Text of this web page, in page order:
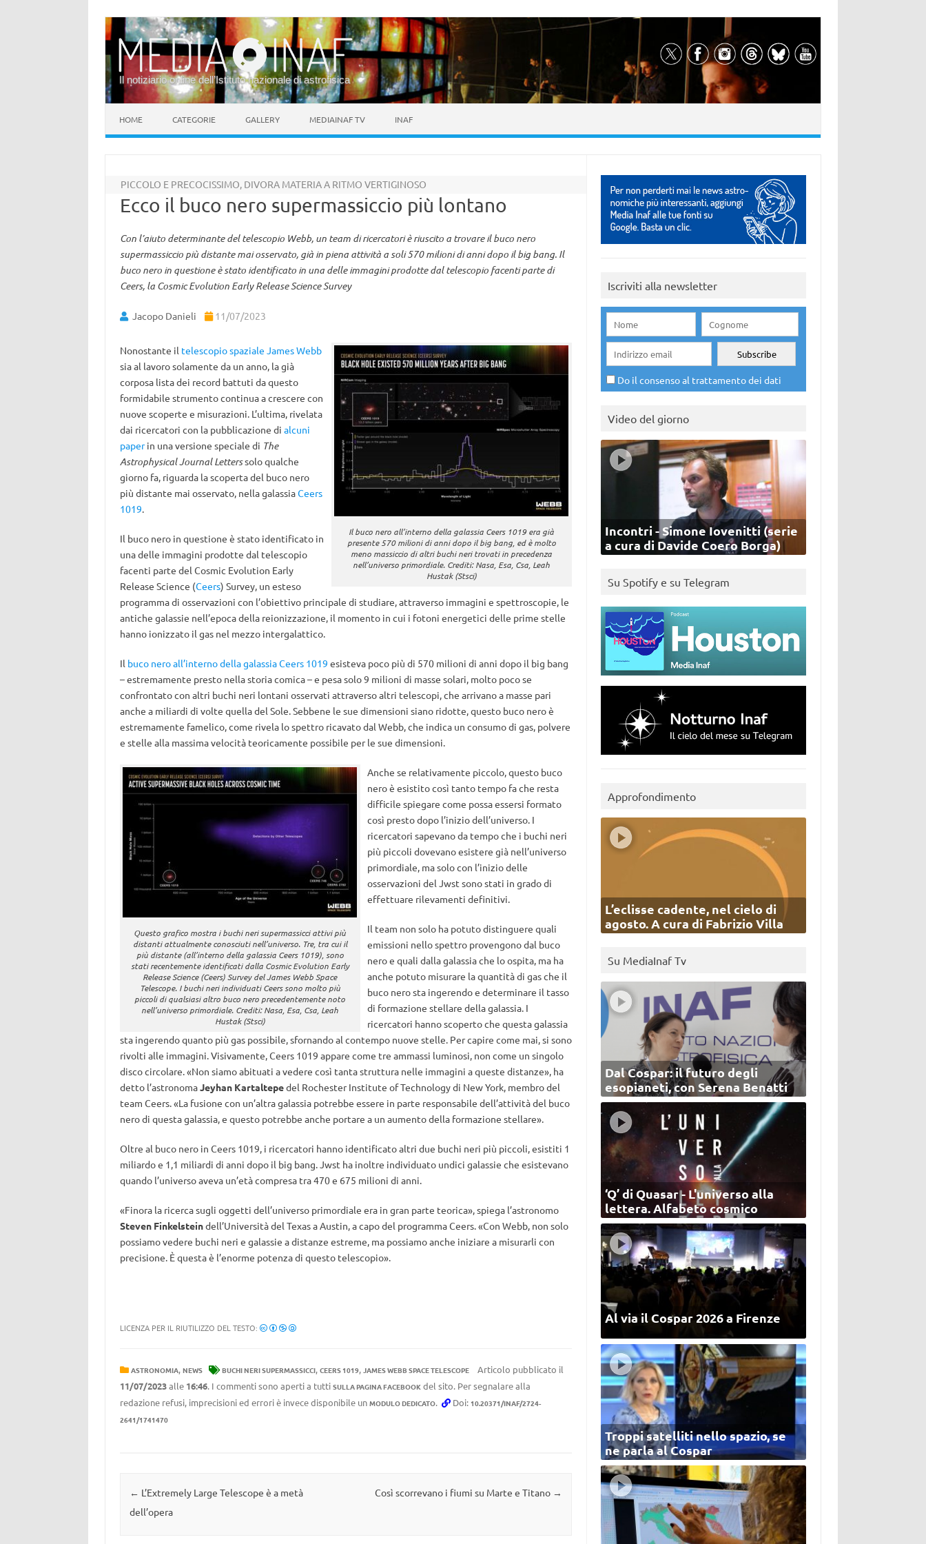
Il notiziario online dell’Istituto nazionale di astrofisica
HOME CATEGORIE GALLERY MEDIAINAF TV INAF
PICCOLO E PRECOCISSIMO, DIVORA MATERIA A RITMO VERTIGINOSO
Ecco il buco nero supermassiccio più lontano
Con l’aiuto determinante del telescopio Webb, un team di ricercatori è riuscito a trovare il buco nero
supermassiccio più distante mai osservato, già in piena attività a soli 570 milioni di anni dopo il big bang. Il
buco nero in questione è stato identificato in una delle immagini prodotte dal telescopio facenti parte di
Ceers, la Cosmic Evolution Early Release Science Survey
Jacopo Danieli 11/07/2023
Il buco nero all’interno della galassia Ceers 1019 era già
presente 570 milioni di anni dopo il big bang, ed è molto
meno massiccio di altri buchi neri trovati in precedenza
nell’universo primordiale. Crediti: Nasa, Esa, Csa, Leah
Hustak (Stsci)
Nonostante il telescopio spaziale James Webb
sia al lavoro solamente da un anno, la già
corposa lista dei record battuti da questo
formidabile strumento continua a crescere con
nuove scoperte e misurazioni. L’ultima, rivelata
dai ricercatori con la pubblicazione di alcuni
paperin una versione speciale di The
Astrophysical Journal Letterssolo qualche
giorno fa, riguarda la scoperta del buco nero
più distante mai osservato, nella galassiaCeers
1019.
Il buco nero in questione è stato identificato in
una delle immagini prodotte dal telescopio
facenti parte del Cosmic Evolution Early
Release Science (Ceers) Survey, un esteso
programma di osservazioni con l’obiettivo principale di studiare, attraverso immagini e spettroscopie, le
antiche galassie nell’epoca della reionizzazione, il momento in cui i fotoni energetici delle prime stelle
hanno ionizzato il gas nel mezzo intergalattico.
Il buco nero all’interno della galassia Ceers 1019 esisteva poco più di 570 milioni di anni dopo il big bang
– estremamente presto nella storia comica – e pesa solo 9 milioni di masse solari, molto poco se
confrontato con altri buchi neri lontani osservati attraverso altri telescopi, che arrivano a masse pari
anche a miliardi di volte quella del Sole. Sebbene le sue dimensioni siano ridotte, questo buco nero è
estremamente famelico, come rivela lo spettro ricavato dal Webb, che indica un consumo di gas, polvere
e stelle alla massima velocità teoricamente possibile per le sue dimensioni.
Questo grafico mostra i buchi neri supermassicci attivi più
distanti attualmente conosciuti nell’universo. Tre, tra cui il
più distante (all’interno della galassia Ceers 1019), sono
stati recentemente identificati dalla Cosmic Evolution Early
Release Science (Ceers) Survey del James Webb Space
Telescope. I buchi neri individuati Ceers sono molto più
piccoli di qualsiasi altro buco nero precedentemente noto
nell’universo primordiale. Crediti: Nasa, Esa, Csa, Leah
Hustak (Stsci)
Anche se relativamente piccolo, questo buco
nero è esistito così tanto tempo fa che resta
difficile spiegare come possa essersi formato
così presto dopo l’inizio dell’universo. I
ricercatori sapevano da tempo che i buchi neri
più piccoli dovevano esistere già nell’universo
primordiale, ma solo con l’inizio delle
osservazioni del Jwst sono stati in grado di
effettuare rilevamenti definitivi.
Il team non solo ha potuto distinguere quali
emissioni nello spettro provengono dal buco
nero e quali dalla galassia che lo ospita, ma ha
anche potuto misurare la quantità di gas che il
buco nero sta ingerendo e determinare il tasso
di formazione stellare della galassia. I
ricercatori hanno scoperto che questa galassia
sta ingerendo quanto più gas possibile, sfornando al contempo nuove stelle. Per capire come mai, si sono
rivolti alle immagini. Visivamente, Ceers 1019 appare come tre ammassi luminosi, non come un singolo
disco circolare. «Non siamo abituati a vedere così tanta struttura nelle immagini a queste distanze», ha
detto l’astronomaJeyhan Kartaltepedel Rochester Institute of Technology di New York, membro del
team Ceers. «La fusione con un’altra galassia potrebbe essere in parte responsabile dell’attività del buco
nero di questa galassia, e questo potrebbe anche portare a un aumento della formazione stellare».
Oltre al buco nero in Ceers 1019, i ricercatori hanno identificato altri due buchi neri più piccoli, esistiti 1
miliardo e 1,1 miliardi di anni dopo il big bang. Jwst ha inoltre individuato undici galassie che esistevano
quando l’universo aveva un’età compresa tra 470 e 675 milioni di anni.
«Finora la ricerca sugli oggetti dell’universo primordiale era in gran parte teorica», spiega l’astronomo
Steven Finkelsteindell’Università del Texas a Austin, a capo del programma Ceers. «Con Webb, non solo
possiamo vedere buchi neri e galassie a distanze estreme, ma possiamo anche iniziare a misurarli con
precisione. È questa è l’enorme potenza di questo telescopio».
LICENZA PER IL RIUTILIZZO DEL TESTO:
ASTRONOMIA, NEWS BUCHI NERI SUPERMASSICCI, CEERS 1019, JAMES WEBB SPACE TELESCOPE
Articolo pubblicato il
11/07/2023alle 16:46. I commenti sono aperti a tutti SULLA PAGINA FACEBOOKdel sito. Per segnalare alla
redazione refusi, imprecisioni ed errori è invece disponibile un MODULO DEDICATO. Doi: 10.20371/INAF/2724-
2641/1741470
Navigazione articolo
← L’Extremely Large Telescope è a metà
dell’opera
Così scorrevano i fiumi su Marte e Titano →
Iscriviti alla newsletter
Do il consenso al trattamento dei dati
Video del giorno
Incontri - Simone Iovenitti (serie
a cura di Davide Coero Borga)
Su Spotify e su Telegram
Approfondimento
L’eclisse cadente, nel cielo di
agosto. A cura di Fabrizio Villa
Su MediaInaf Tv
Dal Cospar: il futuro degli
esopianeti, con Serena Benatti
‘Q’ di Quasar - L'universo alla
lettera. Alfabeto cosmico
Al via il Cospar 2026 a Firenze
Troppi satelliti nello spazio, se
ne parla al Cospar